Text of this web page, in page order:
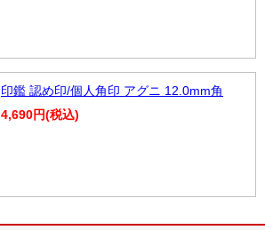
印鑑 認め印/個人角印 アグニ 12.0mm角
4,690円(税込)